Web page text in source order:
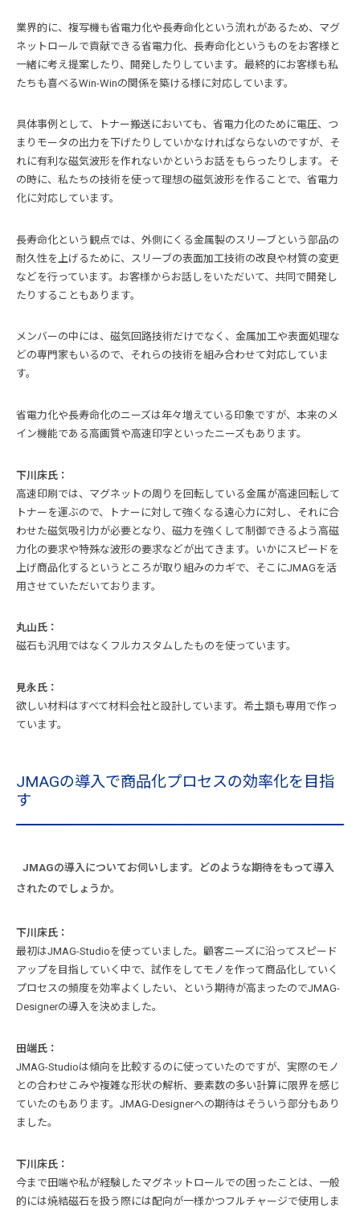
業界的に、複写機も省電力化や長寿命化という流れがあるため、マグ
ネットロールで貢献できる省電力化、長寿命化というものをお客様と
一緒に考え提案したり、開発したりしています。最終的にお客様も私
たちも喜べるWin-Winの関係を築ける様に対応しています。
具体事例として、トナー搬送においても、省電力化のために電圧、つ
まりモータの出力を下げたりしていかなければならないのですが、そ
れに有利な磁気波形を作れないかというお話をもらったりします。そ
の時に、私たちの技術を使って理想の磁気波形を作ることで、省電力
化に対応しています。
長寿命化という観点では、外側にくる金属製のスリーブという部品の
耐久性を上げるために、スリーブの表面加工技術の改良や材質の変更
などを行っています。お客様からお話しをいただいて、共同で開発し
たりすることもあります。
メンバーの中には、磁気回路技術だけでなく、金属加工や表面処理な
どの専門家もいるので、それらの技術を組み合わせて対応していま
す。
省電力化や長寿命化のニーズは年々増えている印象ですが、本来のメ
イン機能である高画質や高速印字といったニーズもあります。
下川床氏：
高速印刷では、マグネットの周りを回転している金属が高速回転して
トナーを運ぶので、トナーに対して強くなる遠心力に対し、それに合
わせた磁気吸引力が必要となり、磁力を強くして制御できるよう高磁
力化の要求や特殊な波形の要求などが出てきます。いかにスピードを
上げ商品化するというところが取り組みのカギで、そこにJMAGを活
用させていただいております。
丸山氏：
磁石も汎用ではなくフルカスタムしたものを使っています。
見永氏：
欲しい材料はすべて材料会社と設計しています。希土類も専用で作っ
ています。
JMAGの導入で商品化プロセスの効率化を目指
す
JMAGの導入についてお伺いします。どのような期待をもって導入
されたのでしょうか。
下川床氏：
最初はJMAG-Studioを使っていました。顧客ニーズに沿ってスピード
アップを目指していく中で、試作をしてモノを作って商品化していく
プロセスの頻度を効率よくしたい、という期待が高まったのでJMAG-
Designerの導入を決めました。
田端氏：
JMAG-Studioは傾向を比較するのに使っていたのですが、実際のモノ
との合わせこみや複雑な形状の解析、要素数の多い計算に限界を感じ
ていたのもあります。JMAG-Designerへの期待はそういう部分もあり
ました。
下川床氏：
今まで田端や私が経験したマグネットロールでの困ったことは、一般
的には焼結磁石を扱う際には配向が一様かつフルチャージで使用しま